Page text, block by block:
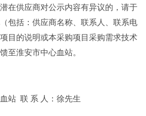
在供应商对公示内容有异议的，请于
包括：供应商名称、联系人、联系电
目的说明或本采购项目采购需求技术
至淮安市中心血站。
站 联 系 人：徐先生